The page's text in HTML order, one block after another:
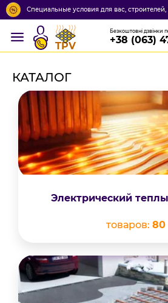
Специальные условия для вас,
TPV
Безкоштовні дзвінки
+38 (063)
КАТАЛОГ
Электрический
товаров: 80